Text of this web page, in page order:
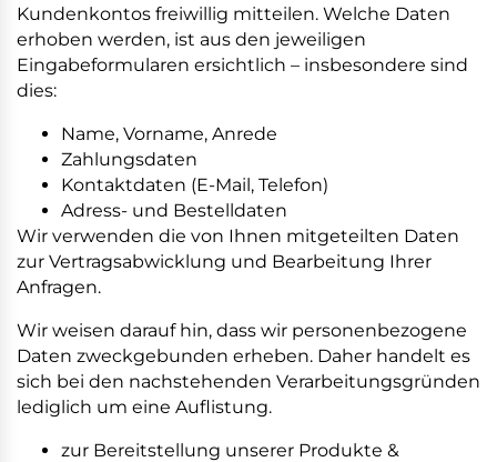
Kundenkontos freiwillig mitteilen. Welche Daten
erhoben werden, ist aus den jeweiligen
Eingabeformularen ersichtlich – insbesondere sind
dies:
Name, Vorname, Anrede
Zahlungsdaten
Kontaktdaten (E-Mail, Telefon)
Adress- und Bestelldaten
Wir verwenden die von Ihnen mitgeteilten Daten
zur Vertragsabwicklung und Bearbeitung Ihrer
Anfragen.
Wir weisen darauf hin, dass wir personenbezogene
Daten zweckgebunden erheben. Daher handelt es
sich bei den nachstehenden Verarbeitungsgründen
lediglich um eine Auflistung.
zur Bereitstellung unserer Produkte &